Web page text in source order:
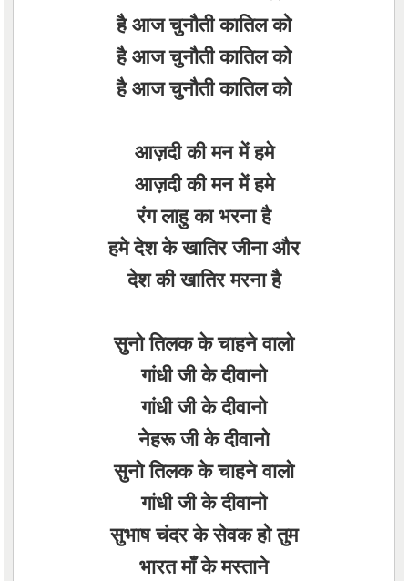
है आज चुनौती कातिल को
है आज चुनौती कातिल को
है आज चुनौती कातिल को
आज़दी की मन में हमे
आज़दी की मन में हमे
रंग लाहु का भरना है
हमे देश के खातिर जीना और
देश की खातिर मरना है
सुनो तिलक के चाहने वालो
गांधी जी के दीवानो
गांधी जी के दीवानो
नेहरू जी के दीवानो
सुनो तिलक के चाहने वालो
गांधी जी के दीवानो
सुभाष चंदर के सेवक हो तुम
भारत माँ के मस्ताने